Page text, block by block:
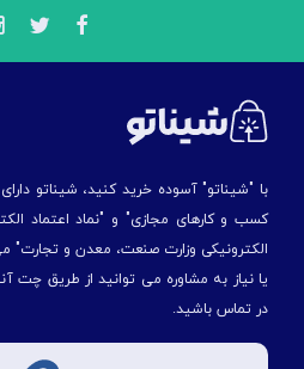
با "شیناتو" آسوده خرید کنید، شیناتو
کسب و کارهای مجازی" و "نماد اعتماد
الكترونیكی وزارت صنعت، معدن و تجارت"
یا نیاز به مشاوره می توانید از طریق چت
در تماس باشید.